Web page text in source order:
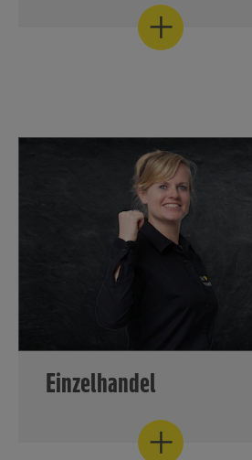
Erfahren Sie mehr über unsere
Einzelhandel
Die Tätigkeitsbereiche im
Einzelhandel sind so vielseitig wie